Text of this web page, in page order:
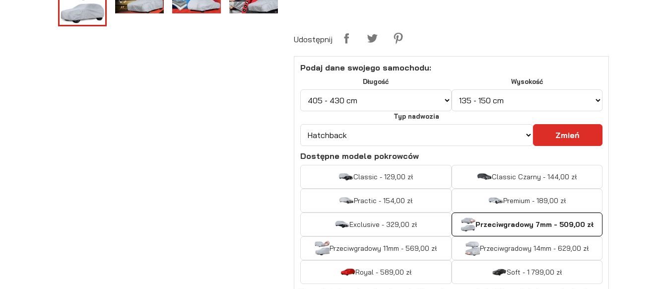
Udostępnij
Podaj dane swojego samochodu:
Długość Wysokość
Typ nadwozia
Zmień
Dostępne modele pokrowców
Classic - 129,00 zł Classic Czarny - 144,00 zł
Practic - 154,00 zł Premium - 189,00 zł
Exclusive - 329,00 zł Przeciwgradowy 7mm - 509,00 zł
Przeciwgradowy 11mm - 569,00 zł Przeciwgradowy 14mm - 629,00 zł
Royal - 589,00 zł Soft - 1 799,00 zł